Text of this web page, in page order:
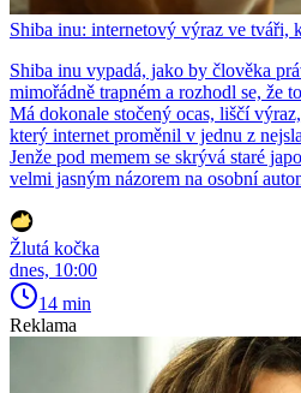
Shiba inu: internetový výraz ve tváři,
Shiba inu vypadá, jako by člověka
mimořádně trapném a rozhodl se, že
Má dokonale stočený ocas, liščí
který internet proměnil v jednu z
Jenže pod memem se skrývá staré
velmi jasným názorem na osobní
Žlutá kočka
dnes, 10:00
14 min
Reklama